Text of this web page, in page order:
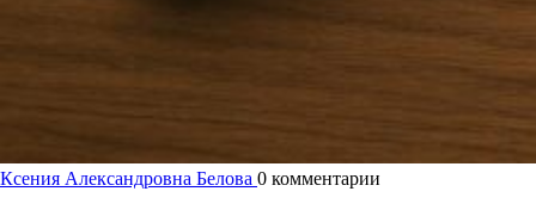
Ксения Александровна Белова 0 комментарии